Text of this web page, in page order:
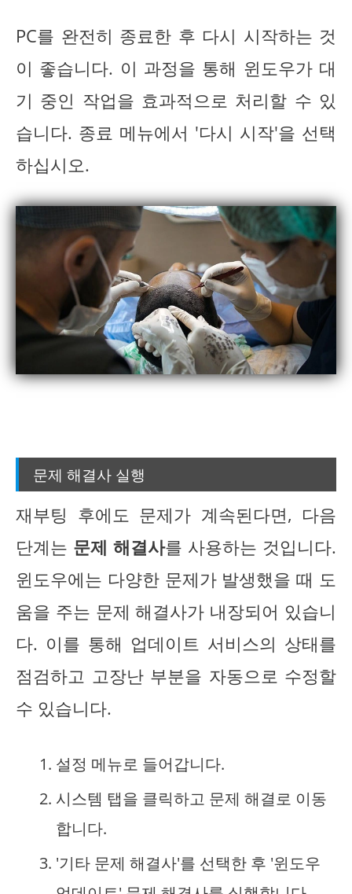
PC를 완전히 종료한 후 다시 시작하는 것
이 좋습니다. 이 과정을 통해 윈도우가 대
기 중인 작업을 효과적으로 처리할 수 있
습니다. 종료 메뉴에서 '다시 시작'을 선택
하십시오.
문제 해결사 실행
재부팅 후에도 문제가 계속된다면, 다음
단계는 문제 해결사를 사용하는 것입니다.
윈도우에는 다양한 문제가 발생했을 때 도
움을 주는 문제 해결사가 내장되어 있습니
다. 이를 통해 업데이트 서비스의 상태를
점검하고 고장난 부분을 자동으로 수정할
수 있습니다.
설정 메뉴로 들어갑니다.
시스템 탭을 클릭하고 문제 해결로 이동
합니다.
'기타 문제 해결사'를 선택한 후 '윈도우